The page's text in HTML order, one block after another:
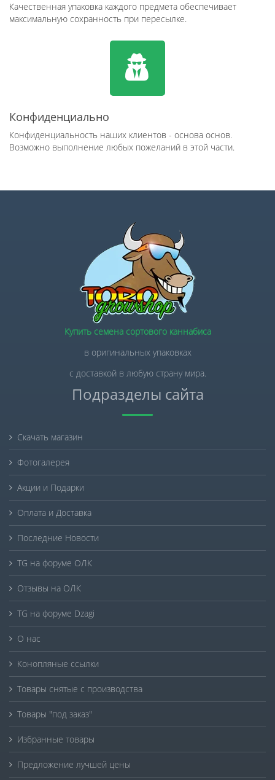
Качественная упаковка каждого предмета обеспечивает
максимальную сохранность при пересылке.
Конфиденциально
Конфиденциальность наших клиентов - основа основ.
Возможно выполнение любых пожеланий в этой части.
Купить семена сортового каннабиса
в оригинальных упаковках
с доставкой в любую страну мира.
Подразделы сайта
Скачать магазин
Фотогалерея
Акции и Подарки
Оплата и Доставка
Последние Новости
TG на форуме ОЛК
Отзывы на ОЛК
TG на форуме Dzagi
О нас
Конопляные ссылки
Товары снятые с производства
Товары "под заказ"
Избранные товары
Предложение лучшей цены